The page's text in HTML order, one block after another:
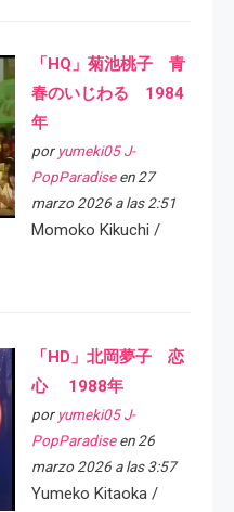
「HQ」菊池桃子 青
春のいじわる 1984
年
por yumeki05 J-
PopParadiseen 27
marzo 2026 a las 2:51
Momoko Kikuchi /
「HD」北岡夢子 恋
心 1988年
por yumeki05 J-
PopParadiseen 26
marzo 2026 a las 3:57
Yumeko Kitaoka /